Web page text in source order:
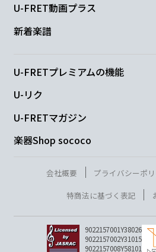
U-FRET動画プラス
新着楽譜
U-FRETプレミアムの機能
U-リク
U-FRETマガジン
楽器Shop sococo
会社概要 プライバシーポ
特商法に基づく表記
9022157001Y38026
9022157002Y31015
9022157008Y58101